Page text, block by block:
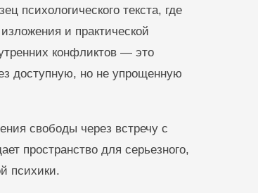
психологического текста, где
и практической
конфликтов — это
доступную, но не упрощенную
свободы через встречу с
пространство для серьезного,
психики.